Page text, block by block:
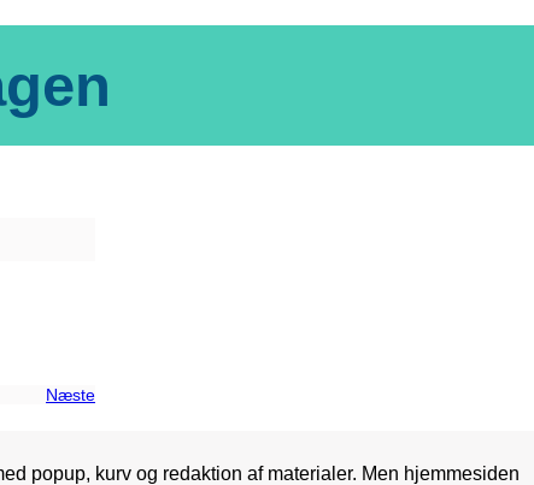
Næste
popup, kurv og redaktion af materialer. Men hjemmesiden